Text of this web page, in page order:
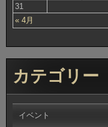
« 4月
31
カテゴリー
イベント